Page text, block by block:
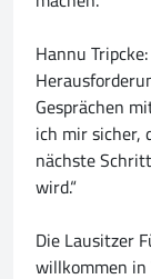
Hannu
Gesprächen
ich mir sicher,
nächste
wird.“
Die Lausitzer
willkommen